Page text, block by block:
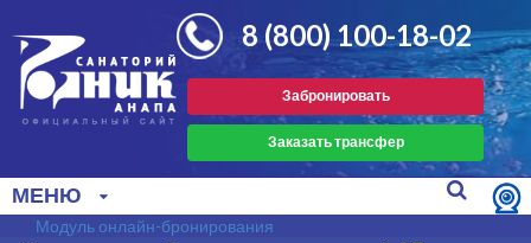
Забронировать
Заказать трансфер
8 (800) 100-18-02
МЕНЮ
Модуль онлайн-бронирования